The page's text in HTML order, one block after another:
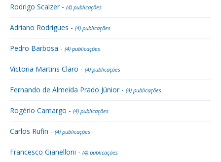
Rodrigo Scalzer - (4) publicações
Adriano Rodrigues - (4) publicações
Pedro Barbosa - (4) publicações
Victoria Martins Claro - (4) publicações
Fernando de Almeida Prado Júnior - (4) publicações
Rogério Camargo - (4) publicações
Carlos Rufin - (4) publicações
Francesco Gianelloni - (4) publicações